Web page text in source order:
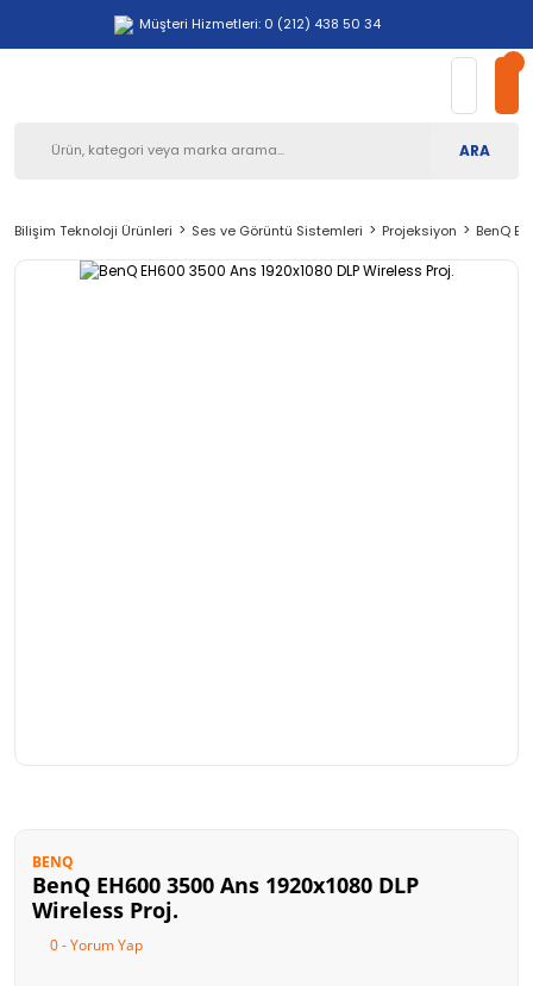
Müşteri Hizmetleri: 0 (212) 438 50 34
ARA
Bilişim Teknoloji Ürünleri Ses ve Görüntü Sistemleri Projeksiyon BenQ
BENQ
BenQ EH600 3500 Ans 1920x1080 DLP
Wireless Proj.
0 - Yorum Yap